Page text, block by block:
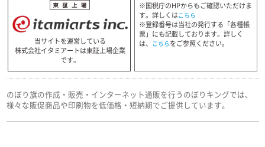
当サイトを運営している
株式会社イタミアートは東証上場企業
です。
※国税庁のHPからもご確認いただけま
す。詳しくはこちら
※登録番号は当社の発行する「各種帳
票」にも記載しております。詳しく
は、 こちらをご参照ください。
のぼり旗の作成・販売・インターネット通販を行うのぼりキングでは、
様々な販促商品や印刷物を低価格・短納期でご提供しています。